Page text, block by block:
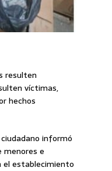
resulten
víctimas,
hechos
informó
menores e
el establecimiento